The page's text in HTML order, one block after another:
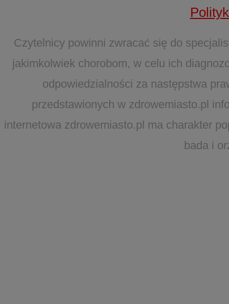
Czytelnicy powinni zwracać się do
jakimkolwiek chorobom, w celu ich
odpowiedzialności za następstwa
przedstawionych w zdrowemiasto.pl
internetowa zdrowemiasto.pl ma charakter
bada i